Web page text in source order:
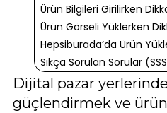
Ürün Bilgileri Girilirken
Ürün Görseli Yüklerken
Hepsiburada’da Ürün
Sıkça Sorulan Sorular
Dijital pazar yerlerinde
güçlendirmek ve